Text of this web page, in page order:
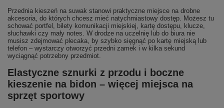
Przednia kieszeń na suwak stanowi praktyczne miejsce na drobne
akcesoria, do których chcesz mieć natychmiastowy dostęp. Możesz tu
schować portfel, bilety komunikacji miejskiej, kartę dostępu, klucze,
słuchawki czy mały notes. W drodze na uczelnię lub do biura nie
musisz zdejmować plecaka, by szybko sięgnąć po kartę miejską lub
telefon – wystarczy otworzyć przedni zamek i w kilka sekund
wyciągnąć potrzebny przedmiot.
Elastyczne sznurki z przodu i boczne
kieszenie na bidon – więcej miejsca na
sprzęt sportowy